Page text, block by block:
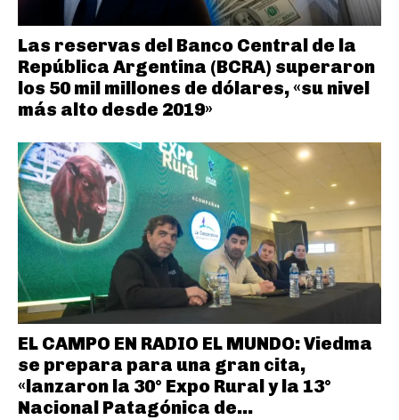
Las reservas del Banco Central de la
República Argentina (BCRA) superaron
los 50 mil millones de dólares, «su nivel
más alto desde 2019»
EL CAMPO EN RADIO EL MUNDO: Viedma
se prepara para una gran cita,
«lanzaron la 30° Expo Rural y la 13°
Nacional Patagónica de...